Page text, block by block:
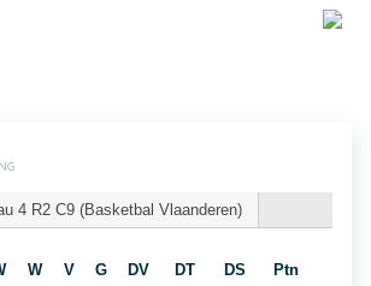
4 R2 C9 (Basketbal Vlaanderen)
W V G DV DT DS Ptn